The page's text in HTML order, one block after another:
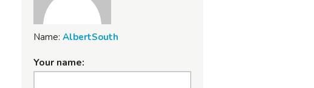
Name: AlbertSouth
Your name: